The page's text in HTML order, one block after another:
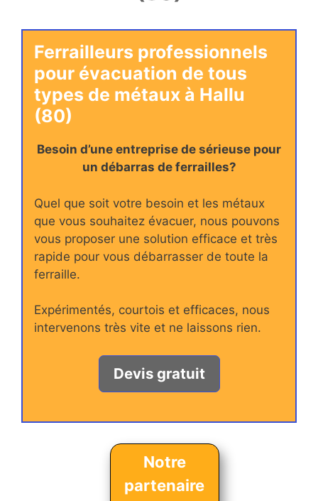
Ferrailleurs professionnels
pour évacuation de tous
types de métaux à Hallu
(80)
Besoin d’une entreprise de sérieuse pour
un débarras de ferrailles?
Quel que soit votre besoin et les métaux
que vous souhaitez évacuer, nous pouvons
vous proposer une solution efficace et très
rapide pour vous débarrasser de toute la
ferraille.
Expérimentés, courtois et efficaces, nous
intervenons très vite et ne laissons rien.
Devis gratuit
Notre
partenaire